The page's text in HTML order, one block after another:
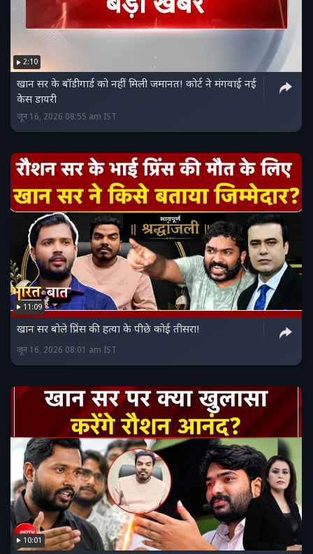
2:10
खान सर के बॉडीगार्ड को नहीं मिली जमानत! कोर्ट ने मंगवाई नई
केस डायरी
जून 16, 2026 08:55 am IST
11:09
खान सर बोले प्रिंस की हत्या के पीछे कोई तीसरा!
जून 16, 2026 08:01 am IST
10:01